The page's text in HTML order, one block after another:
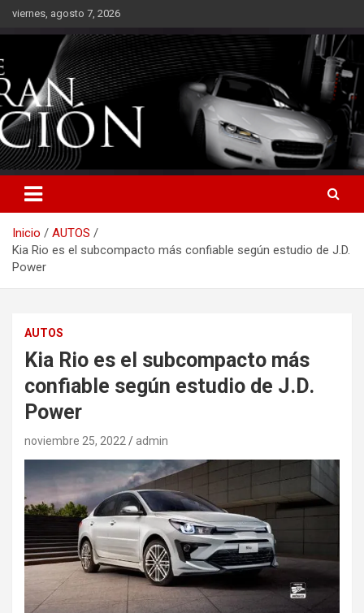
Saltarviernes, agosto 7, 2026
Inicio
AUTOS
Kia Rio es el subcompacto más confiable según estudio de J.D.
Power
AUTOS
Kia Rio es el subcompacto más
confiable según estudio de J.D.
Power
noviembre 25, 2022 admin